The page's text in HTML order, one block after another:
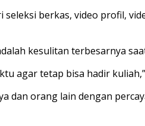
seleksi berkas, video profil,
kesulitan terbesarnya
agar tetap bisa hadir
dan orang lain dengan